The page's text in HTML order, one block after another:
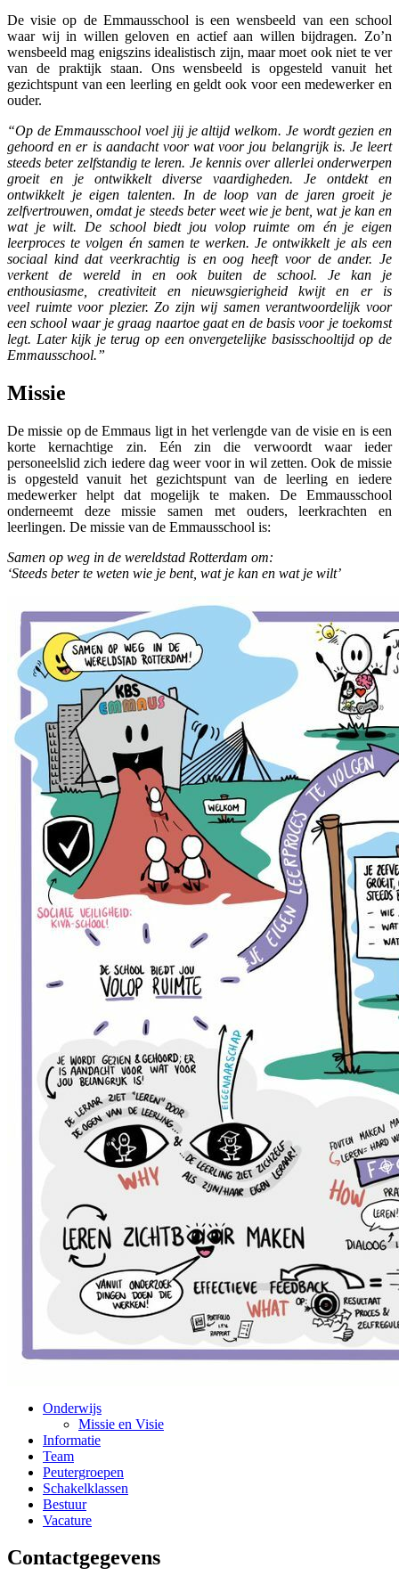
De visie op de Emmausschool is een wensbeeld van een school
waar wij in willen geloven en actief aan willen bijdragen. Zo’n
wensbeeld mag enigszins idealistisch zijn, maar moet ook niet te ver
van de praktijk staan. Ons wensbeeld is opgesteld vanuit het
gezichtspunt van een leerling en geldt ook voor een medewerker en
ouder.
“Op de Emmausschool voel jij je altijd welkom. Je wordt gezien en
gehoord en er is aandacht voor wat voor jou belangrijk is. Je leert
steeds beter zelfstandig te leren. Je kennis over allerlei onderwerpen
groeit en je ontwikkelt diverse vaardigheden. Je ontdekt en
ontwikkelt je eigen talenten. In de loop van de jaren groeit je
zelfvertrouwen, omdat je steeds beter weet wie je bent, wat je kan en
wat je wilt. De school biedt jou volop ruimte om én je eigen
leerproces te volgen én samen te werken. Je ontwikkelt je als een
sociaal kind dat veerkrachtig is en oog heeft voor de ander. Je
verkent de wereld in en ook buiten de school. Je kan je
enthousiasme, creativiteit en nieuwsgierigheid kwijt en er is
veel ruimte voor plezier. Zo zijn wij samen verantwoordelijk voor
een school waar je graag naartoe gaat en de basis voor je toekomst
legt. Later kijk je terug op een onvergetelijke basisschooltijd op de
Emmausschool.”
Missie
De missie op de Emmaus ligt in het verlengde van de visie en is een
korte kernachtige zin. Eén zin die verwoordt waar ieder
personeelslid zich iedere dag weer voor in wil zetten. Ook de missie
is opgesteld vanuit het gezichtspunt van de leerling en iedere
medewerker helpt dat mogelijk te maken. De Emmausschool
onderneemt deze missie samen met ouders, leerkrachten en
leerlingen. De missie van de Emmausschool is:
Samen op weg in de wereldstad Rotterdam om:
‘Steeds beter te weten wie je bent, wat je kan en wat je wilt’
Onderwijs
Missie en Visie
Informatie
Team
Peutergroepen
Schakelklassen
Bestuur
Vacature
Contactgegevens